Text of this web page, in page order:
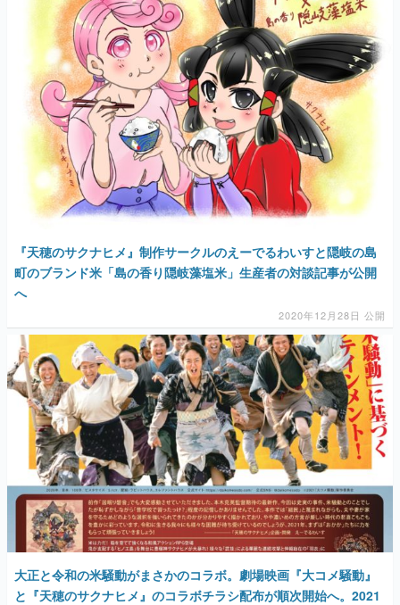
『天穂のサクナヒメ』制作サークルのえーでるわいすと隠岐の島
町のブランド米「島の香り隠岐藻塩米」生産者の対談記事が公開
へ
2020年12月28日 公開
大正と令和の米騒動がまさかのコラボ。劇場映画『大コメ騒動』
と『天穂のサクナヒメ』のコラボチラシ配布が順次開始へ。2021